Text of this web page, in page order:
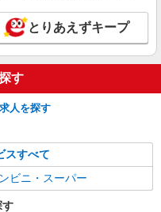
スタッフ（品出し）
とりあえずキープ
す
人を探す
スすべて
ビニ・スーパー
す